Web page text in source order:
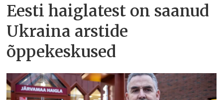
Eesti haiglatest on saanud
Ukraina arstide
õppekeskused